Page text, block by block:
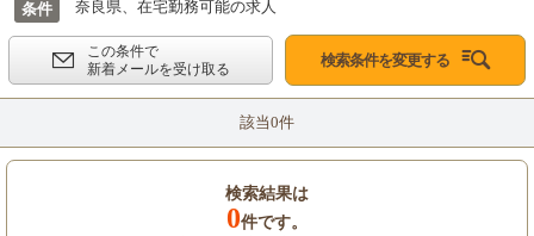
条件 奈良県、在宅勤務可能の求人
この条件で
新着メールを受け取る
検索条件を変更する
該当0件
検索結果は
0件です。